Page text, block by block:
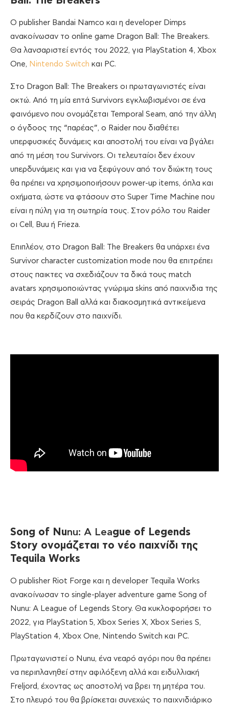
O publisher Bandai Namco και η developer Dimps
ανακοίνωσαν το online game Dragon Ball: The Breakers.
Θα λανσαριστεί εντός του 2022, για PlayStation 4, Xbox
One, Nintendo Switch και PC.
Στο Dragon Ball: The Breakers οι πρωταγωνιστές είναι
οκτώ. Από τη μία επτά Survivors εγκλωβισμένοι σε ένα
φαινόμενο που ονομάζεται Temporal Seam, από την άλλη
ο όγδοος της “παρέας”, ο Raider που διαθέτει
υπερφυσικές δυνάμεις και αποστολή του είναι να βγάλει
από τη μέση του Survivors. Οι τελευταίοι δεν έχουν
υπερδυνάμεις και για να ξεφύγουν από τον διώκτη τους
θα πρέπει να χρησιμοποιήσουν power-up items, όπλα και
οχήματα, ώστε να φτάσουν στο Super Time Machine που
είναι η πύλη για τη σωτηρία τους. Στον ρόλο του Raider
οι Cell, Buu ή Frieza.
Επιπλέον, στο Dragon Ball: The Breakers θα υπάρχει ένα
Survivor character customization mode που θα επιτρέπει
στους παικτες να σχεδιάζουν τα δικά τους match
avatars χρησιμοποιώντας γνώριμα skins από παιχνιδια της
σειράς Dragon Ball αλλά και διακοσμητικά αντικείμενα
που θα κερδίζουν στο παιχνίδι.
Song of Nunu: A League of Legends
Story ονομάζεται το νέο παιχνίδι της
Tequila Works
O publisher Riot Forge και η developer Tequila Works
ανακοίνωσαν το single-player adventure game Song of
Nunu: A League of Legends Story. Θα κυκλοφορήσει το
2022, για PlayStation 5, Xbox Series Χ, Xbox Series S,
PlayStation 4, Xbox One, Nintendo Switch και PC.
Πρωταγωνιστεί ο Nunu, ένα νεαρό αγόρι που θα πρέπει
να περιπλανηθεί στην αφιλόξενη αλλά και ειδυλλιακή
Freljord, έχοντας ως αποστολή να βρει τη μητέρα του.
Στο πλευρό του θα βρίσκεται συνεχώς το παιχνιδιάρικο